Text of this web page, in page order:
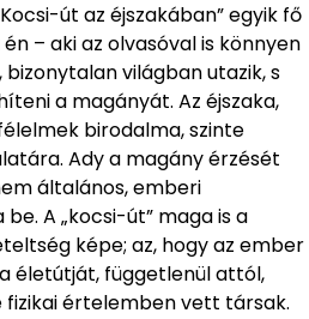
út az éjszakában” egyik fő
– aki az olvasóval is könnyen
világban utazik, s
a magányát. Az éjszaka,
birodalma, szinte
Ady a magány érzését
általános, emberi
A „kocsi-út” maga is a
képe; az, hogy az ember
életútját, függetlenül attól,
értelemben vett társak.